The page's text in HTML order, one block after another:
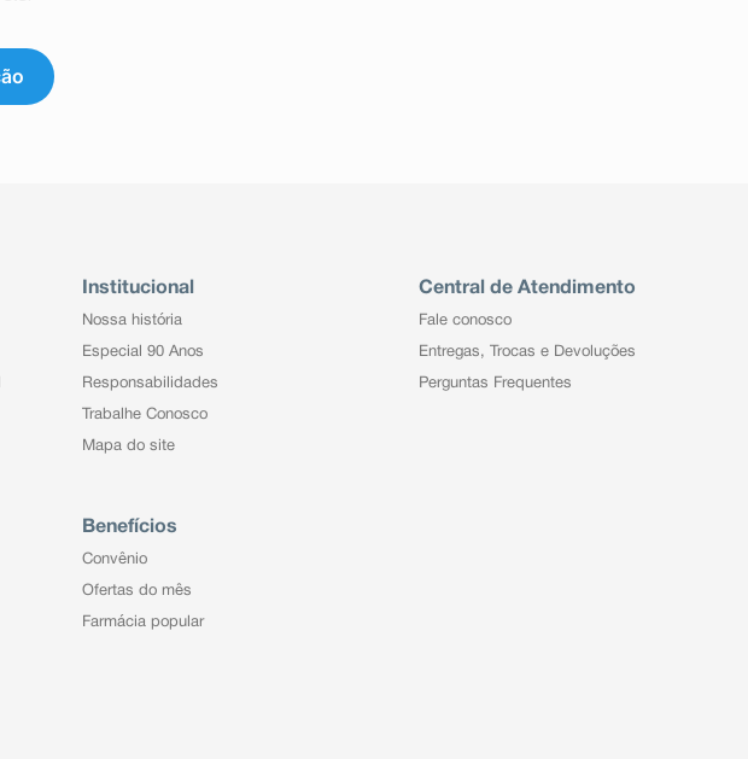
Institucional
Nossa história
Especial 90 Anos
Responsabilidades
Trabalhe Conosco
Mapa do site
Benefícios
Convênio
Ofertas do mês
Farmácia popular
Central de Atendimento
Fale conosco
Entregas, Trocas e Devoluções
Perguntas Frequentes